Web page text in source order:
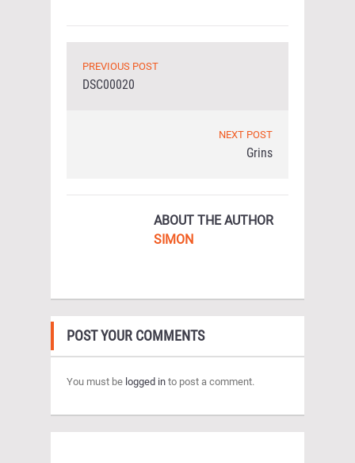
PREVIOUS POST
DSC00020
NEXT POST
Grins
ABOUT THE AUTHOR
SIMON
POST YOUR COMMENTS
You must be logged in to post a comment.